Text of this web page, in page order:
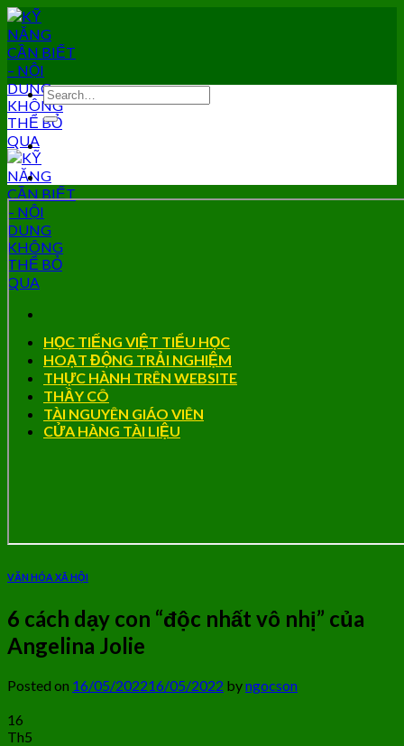
Skip
to
content
HỌC TIẾNG VIỆT TIỂU HỌC
HOẠT ĐỘNG TRẢI NGHIỆM
THỰC HÀNH TRÊN WEBSITE
THẦY CÔ
TÀI NGUYÊN GIÁO VIÊN
CỬA HÀNG TÀI LIỆU
VĂN HÓA XÃ HỘI
6 cách dạy con “độc nhất vô nhị” của
Angelina Jolie
Posted on 16/05/202216/05/2022 byngocson
16
Th5